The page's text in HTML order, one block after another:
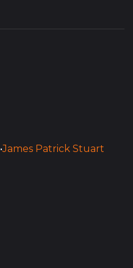
•James Patrick Stuart